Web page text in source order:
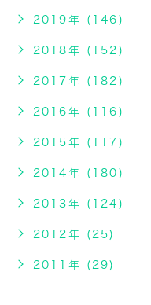
2019年 (146)
2018年 (152)
2017年 (182)
2016年 (116)
2015年 (117)
2014年 (180)
2013年 (124)
2012年 (25)
2011年 (29)